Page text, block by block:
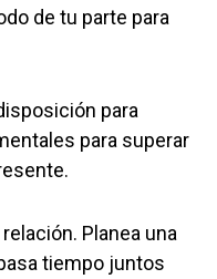
de tu parte para
para
para superar
Planea una
tiempo juntos